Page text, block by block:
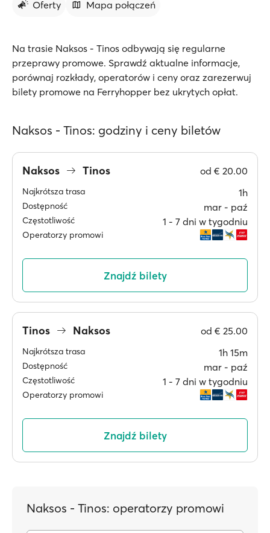
Oferty
Mapa połączeń
Na trasie Naksos - Tinos odbywają się regularne
przeprawy promowe. Sprawdź aktualne informacje,
porównaj rozkłady, operatorów i ceny oraz zarezerwuj
bilety promowe na Ferryhopper bez ukrytych opłat.
Naksos - Tinos: godziny i ceny biletów
Naksos Tinos od € 20.00
Najkrótsza trasa 1h
Dostępność mar ‐ paź
Częstotliwość 1 ‐ 7 dni w tygodniu
Operatorzy promowi
Znajdź bilety
Tinos Naksos od € 25.00
Najkrótsza trasa 1h 15m
Dostępność mar ‐ paź
Częstotliwość 1 ‐ 7 dni w tygodniu
Operatorzy promowi
Znajdź bilety
Naksos - Tinos: operatorzy promowi